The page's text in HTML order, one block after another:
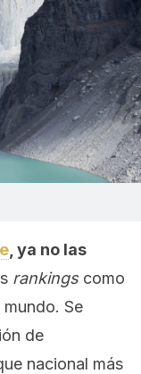
, ya no las
rankingscomo
Se
de
nacional más